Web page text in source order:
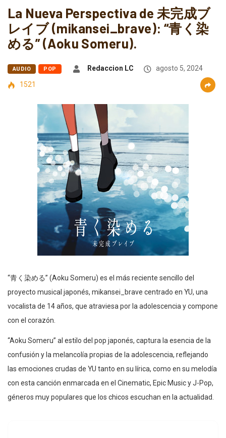
La Nueva Perspectiva de 未完成ブ
レイブ (mikansei_brave): “青く染
める” (Aoku Someru).
AUDIO POP Redaccion LC
agosto 5, 2024
1521
“青く染める” (Aoku Someru) es el más reciente sencillo del
proyecto musical japonés, mikansei_brave centrado en YU, una
vocalista de 14 años, que atraviesa por la adolescencia y compone
con el corazón.
“Aoku Someru” al estilo del pop japonés, captura la esencia de la
confusión y la melancolía propias de la adolescencia, reflejando
las emociones crudas de YU tanto en su lírica, como en su melodía
con esta canción enmarcada en el Cinematic, Epic Music y J-Pop,
géneros muy populares que los chicos escuchan en la actualidad.